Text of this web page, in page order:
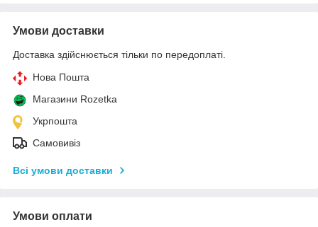
Умови доставки
Доставка здійснюється тільки по передоплаті.
Нова Пошта
Магазини Rozetka
Укрпошта
Самовивіз
Всі умови доставки
Умови оплати